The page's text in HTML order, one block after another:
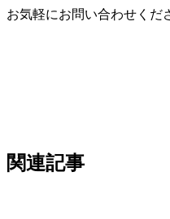
お気軽にお問い合わせくだ
関連記事